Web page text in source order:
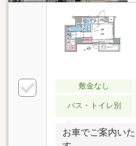
敷金なし
バス・トイレ別
お車でご案内い